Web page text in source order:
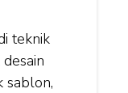
teknik
sablon,